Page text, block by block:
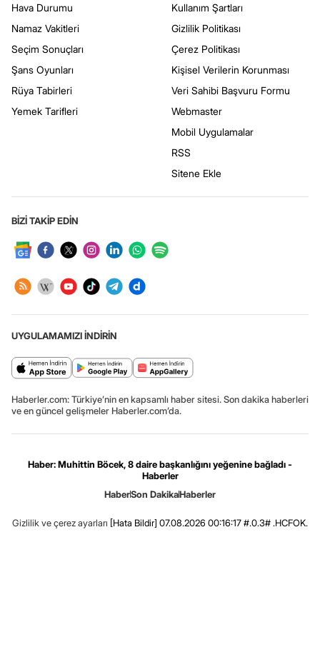
Hava Durumu
Namaz Vakitleri
Seçim Sonuçları
Şans Oyunları
Rüya Tabirleri
Yemek Tarifleri
Kullanım Şartları
Gizlilik Politikası
Çerez Politikası
Kişisel Verilerin Korunması
Veri Sahibi Başvuru Formu
Webmaster
Mobil Uygulamalar
RSS
Sitene Ekle
BİZİ TAKİP EDİN
UYGULAMAMIZI İNDİRİN
Haberler.com: Türkiye’nin en kapsamlı haber sitesi. Son dakika haberleri
ve en güncel gelişmeler Haberler.com’da.
Haber: Muhittin Böcek, 8 daire başkanlığını yeğenine bağladı -
Haberler
HaberSon DakikaHaberler
Gizlilik ve çerez ayarları [Hata Bildir] 07.08.2026 00:16:17 #.0.3# .HCFOK.